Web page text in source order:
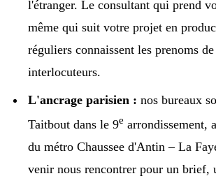
l'étranger. Le consultant qui prend
même qui suit votre projet en
réguliers connaissent les prenoms
interlocuteurs.
L'ancrage parisien : nos bureaux
Taitbout dans le 9e arrondissement,
du métro Chaussee d'Antin – La
venir nous rencontrer pour un brief,